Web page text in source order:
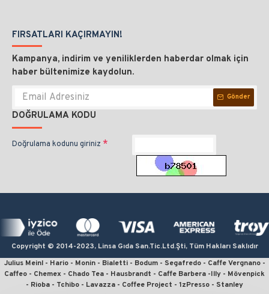
FIRSATLARI KAÇIRMAYIN!
Kampanya, indirim ve yeniliklerden haberdar olmak için
haber bültenimize kaydolun.
Gönder
DOĞRULAMA KODU
Doğrulama kodunu giriniz
Copyright © 2014-2023, Linsa Gıda San.Tic.Ltd.Şti, Tüm Hakları Saklıdır
Julius Meinl - Hario - Monin - Bialetti - Bodum - Segafredo - Caffe Vergnano -
Caffeo - Chemex - Chado Tea - Hausbrandt - Caffe Barbera -Illy - Mövenpick
- Rioba - Tchibo - Lavazza - Coffee Project - 1zPresso - Stanley